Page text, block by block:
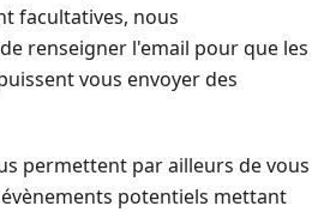
facultatives, nous
renseigner l'email pour que les
vous envoyer des
permettent par ailleurs de vous
potentiels mettant